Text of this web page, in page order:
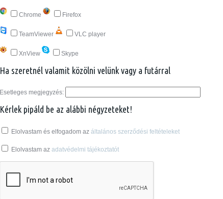
Chrome Firefox
TeamViewer VLC player
XnView Skype
Ha szeretnél valamit közölni velünk vagy a futárral
Esetleges megjegyzés:
Kérlek pipáld be az alábbi négyzeteket!
Elolvastam és elfogadom az általános szerződési feltételeket
Elolvastam az adatvédelmi tájékoztatót